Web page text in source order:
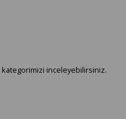
kategorimizi inceleyebilirsiniz.